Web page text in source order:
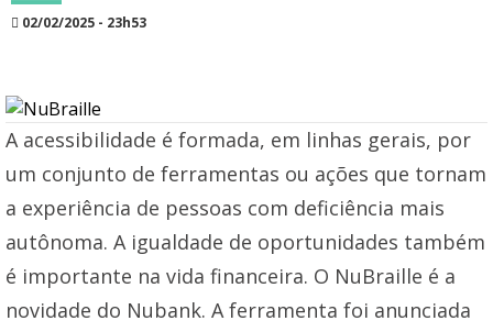
02/02/2025 - 23h53
A acessibilidade é formada, em linhas gerais, por
um conjunto de ferramentas ou ações que tornam
a experiência de pessoas com deficiência mais
autônoma. A igualdade de oportunidades também
é importante na vida financeira. O NuBraille é a
novidade do Nubank. A ferramenta foi anunciada